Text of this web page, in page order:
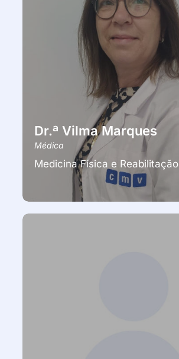
Dr.ª Vilma Marques
Médica
Medicina Física e Reabilitação